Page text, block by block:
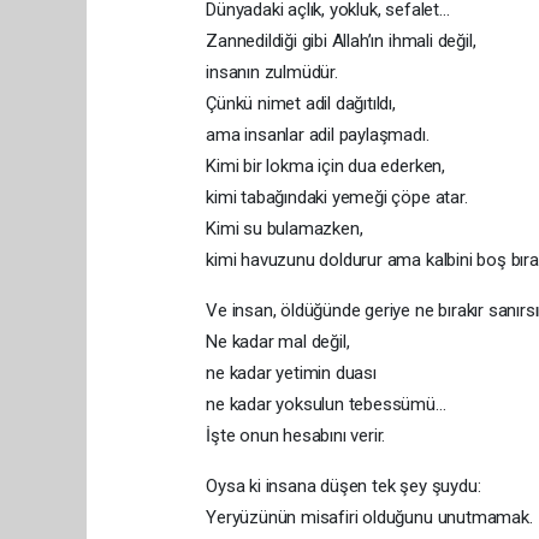
Dünyadaki açlık, yokluk, sefalet…
Zannedildiği gibi Allah’ın ihmali değil,
insanın zulmüdür.
Çünkü nimet adil dağıtıldı,
ama insanlar adil paylaşmadı.
Kimi bir lokma için dua ederken,
kimi tabağındaki yemeği çöpe atar.
Kimi su bulamazken,
kimi havuzunu doldurur ama kalbini boş
Ve insan, öldüğünde geriye ne bırakır
Ne kadar mal değil,
ne kadar yetimin duası
ne kadar yoksulun tebessümü…
İşte onun hesabını verir.
Oysa ki insana düşen tek şey şuydu:
Yeryüzünün misafiri olduğunu unutmamak.